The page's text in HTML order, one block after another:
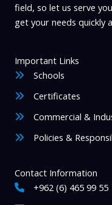
field, so let us serve
get your needs quickly
Important Links
Schools
Certificates
Commercial &
Policies &
Contact Information
+962 (6) 465 99 55